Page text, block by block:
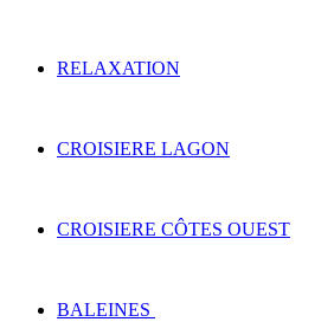
RELAXATION
CROISIERE LAGON
CROISIERE CÔTES OUEST
BALEINES